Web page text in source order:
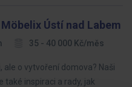
Ústí nad Labem
35 - 40 000 Kč/měs
ale o vytvoření domova? Naši
také inspiraci a rady, jak